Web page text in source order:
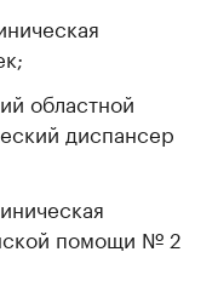
областной
диспансер
помощи № 2